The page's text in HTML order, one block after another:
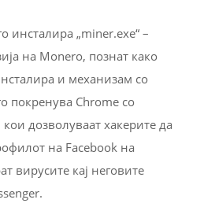
инсталира „miner.exe“ –
на Monero, познат како
и механизам со
покренува Chrome со
дозволуваат хакерите да
на Facebook на
вирусите кај неговите